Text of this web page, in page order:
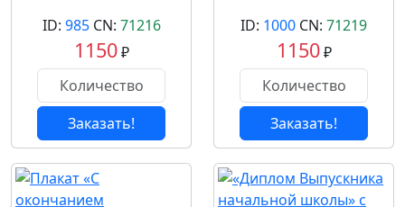
ID: 985CN: 71216
1150₽
Заказать!
ID: 1000 CN: 71219
1150₽
Заказать!